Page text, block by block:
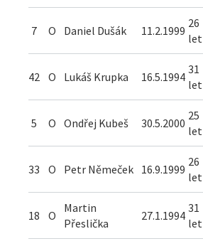
7 O Daniel Dušák 11.2.1999
26
let
42 O Lukáš Krupka 16.5.1994
31
let
5 O Ondřej Kubeš 30.5.2000
25
let
33 O Petr Němeček 16.9.1999
26
let
18 O
Martin
Přeslička
27.1.1994
31
let